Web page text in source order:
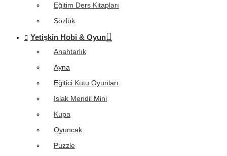
Eğitim Ders Kitapları
Sözlük
Yetişkin Hobi & Oyun
Anahtarlık
Ayna
Eğitici Kutu Oyunları
Islak Mendil Mini
Kupa
Oyuncak
Puzzle